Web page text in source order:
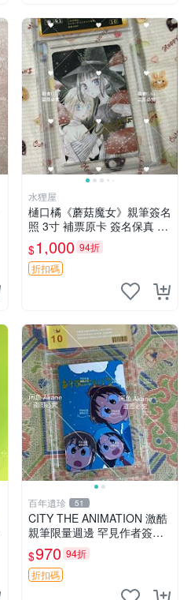
水狸屋
樋口橘《蘑菇魔女》親筆簽名
照 3寸 補票原卡 簽名保真 收
藏推薦 蘑菇魔女 樋口橘 照片
$1,000 94折
折扣碼
百年遺珍 51
CITY THE ANIMATION 激酷
親筆限量週邊 罕見作者簽名
收藏 現代潮流擺飾 9x9cm 專
家推薦 國際珍藏款 周邊 照片
周邊 尺寸 收藏品
$970 94折
折扣碼